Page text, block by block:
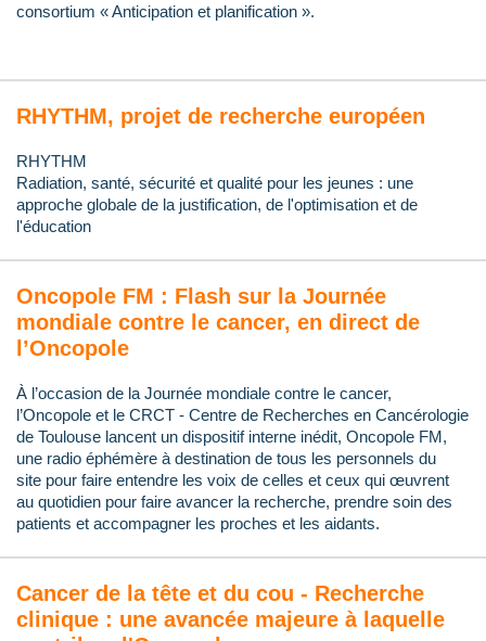
consortium « Anticipation et planification ».
RHYTHM, projet de recherche européen
RHYTHM
Radiation, santé, sécurité et qualité pour les jeunes : une
approche globale de la justification, de l'optimisation et de
l'éducation
Oncopole FM : Flash sur la Journée
mondiale contre le cancer, en direct de
l’Oncopole
À l’occasion de la Journée mondiale contre le cancer,
l’Oncopole et le CRCT - Centre de Recherches en Cancérologie
de Toulouse lancent un dispositif interne inédit, Oncopole FM,
une radio éphémère à destination de tous les personnels du
site pour faire entendre les voix de celles et ceux qui œuvrent
au quotidien pour faire avancer la recherche, prendre soin des
patients et accompagner les proches et les aidants.
Cancer de la tête et du cou - Recherche
clinique : une avancée majeure à laquelle